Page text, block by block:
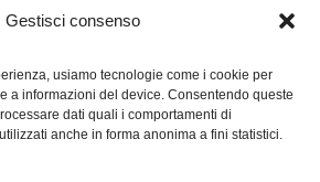
Gestisci consenso
usiamo tecnologie come i cookie per
a informazioni del device. Consentendo queste
dati quali i comportamenti di
anche in forma anonima a fini statistici.
TRASPARENTE